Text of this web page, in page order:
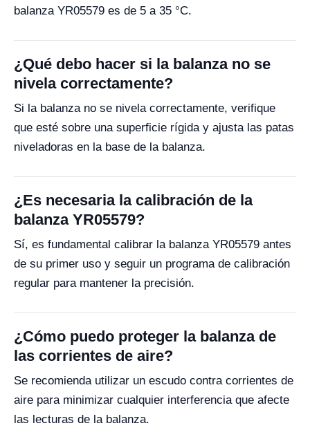
balanza YR05579 es de 5 a 35 °C.
¿Qué debo hacer si la balanza no se
nivela correctamente?
Si la balanza no se nivela correctamente, verifique
que esté sobre una superficie rígida y ajusta las patas
niveladoras en la base de la balanza.
¿Es necesaria la calibración de la
balanza YR05579?
Sí, es fundamental calibrar la balanza YR05579 antes
de su primer uso y seguir un programa de calibración
regular para mantener la precisión.
¿Cómo puedo proteger la balanza de
las corrientes de aire?
Se recomienda utilizar un escudo contra corrientes de
aire para minimizar cualquier interferencia que afecte
las lecturas de la balanza.